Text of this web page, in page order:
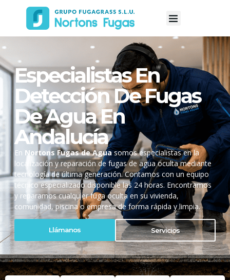
Especialistas En
Detección De Fugas
De Agua En
Andalucía
En Nortons Fugas de Aguasomos especialistas en la
localización y reparación de fugas de agua oculta mediante
tecnología de última generación. Contamos con un equipo
técnico especializado disponible las 24 horas. Encontramos
y reparamos cualquier fuga oculta en su vivienda,
comunidad, piscina o empresa de forma rápida y limpia.
Llámanos Servicios